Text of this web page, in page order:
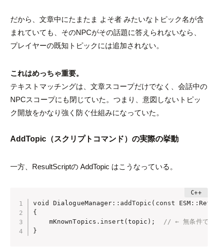
だから、文章中にたまたま よそ者みたいなトピック名が含
まれていても、そのNPCがその話題に答えられないなら、
プレイヤーの既知トピックには追加されない。
これはめっちゃ重要。
テキストマッチングは、文章スコープだけでなく、会話中の
NPCスコープにも閉じていた。つまり、意図しないトピッ
ク開放をかなり強く防ぐ仕組みになっていた。
AddTopic（スクリプトコマンド）の実際の挙動
一方、ResultScriptの AddTopic はこうなっている。
void DialogueManager :: addTopic ( const ESM ::
{
    mKnownTopics
. insert ( topic ) ;
// ← 無条件で追
}